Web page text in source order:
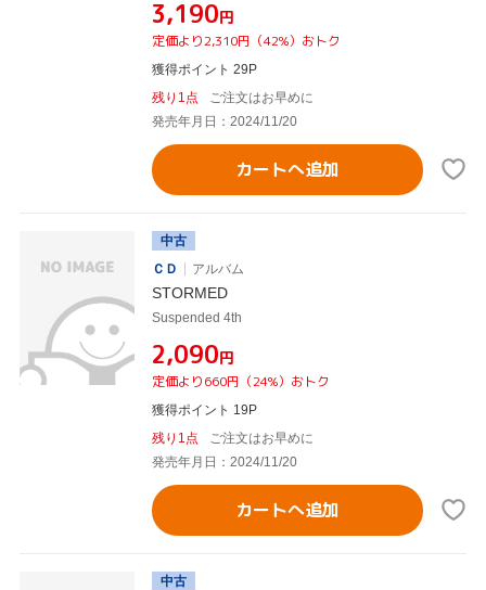
¥3,190円
定価より2,310円（42%）おトク
獲得ポイント 29P
残り1点
ご注文はお早めに
発売年月日：2024/11/20
カートへ追加
中古
ＣＤ
アルバム
STORMED
Suspended 4th
¥2,090円
定価より660円（24%）おトク
獲得ポイント 19P
残り1点
ご注文はお早めに
発売年月日：2024/11/20
カートへ追加
中古